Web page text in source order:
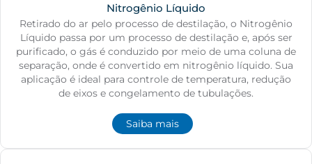
Nitrogênio Líquido
Retirado do ar pelo processo de destilação, o Nitrogênio
Líquido passa por um processo de destilação e, após ser
purificado, o gás é conduzido por meio de uma coluna de
separação, onde é convertido em nitrogênio líquido. Sua
aplicação é ideal para controle de temperatura, redução
de eixos e congelamento de tubulações.
Saiba mais